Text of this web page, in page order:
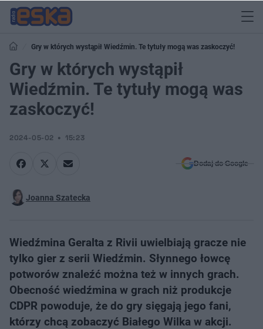
Gry w których wystąpił Wiedźmin. Te tytuły mogą was zaskoczyć!
Gry w których wystąpił
Wiedźmin. Te tytuły mogą was
zaskoczyć!
2024-05-02 15:23
Dodaj do Google
Joanna Szatecka
Wiedźmina Geralta z Rivii uwielbiają gracze nie
tylko gier z serii Wiedźmin. Słynnego łowcę
potworów znaleźć można też w innych grach.
Obecność wiedźmina w grach niż produkcje
CDPR powoduje, że do gry sięgają jego fani,
którzy chcą zobaczyć Białego Wilka w akcji.